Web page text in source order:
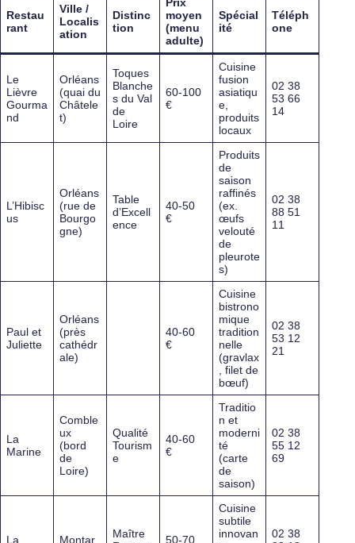
Restau
rant
Ville /
Localis
ation
Distinc
tion
moyen
(menu
adulte)
Spécial
ité
Téléph
one
Le
Lièvre
Gourma
nd
Orléans
(quai du
Châtele
t)
Toques
Blanche
s du Val
de
Loire
60-100
€
Cuisine
fusion
asiatiqu
e,
produits
locaux
02 38
53 66
14
L’Hibisc
us
Orléans
(rue de
Bourgo
gne)
Table
d’Excell
ence
40-50
€
Produits
de
saison
raffinés
(ex.
œufs
velouté
de
pleurote
s)
02 38
88 51
11
Paul et
Juliette
Orléans
(près
cathédr
ale)
40-60
€
Cuisine
bistrono
mique
tradition
nelle
(gravlax
, filet de
bœuf)
02 38
53 12
21
La
Marine
Comble
ux
(bord
de
Loire)
Qualité
Tourism
e
40-60
€
Traditio
n et
moderni
té
(carte
de
saison)
02 38
55 12
69
La
Montar
Maître
50-70
Cuisine
subtile
innovan
02 38